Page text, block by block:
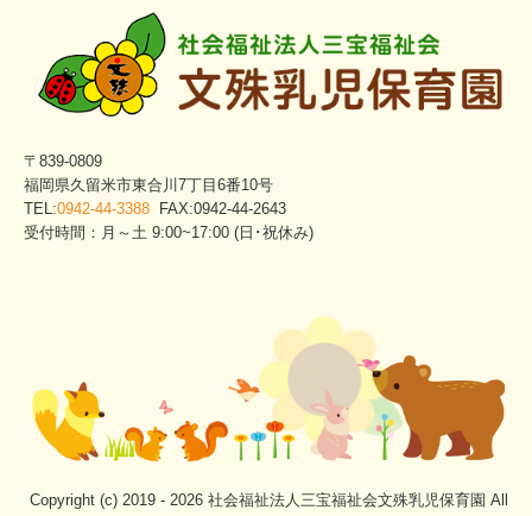
〒839-0809
福岡県久留米市東合川7丁目6番10号
TEL:0942-44-3388 FAX:0942-44-2643
受付時間：月～土 9:00~17:00 (日･祝休み)
Copyright (c) 2019 - 2026 社会福祉法人三宝福祉会文殊乳児保育園 All